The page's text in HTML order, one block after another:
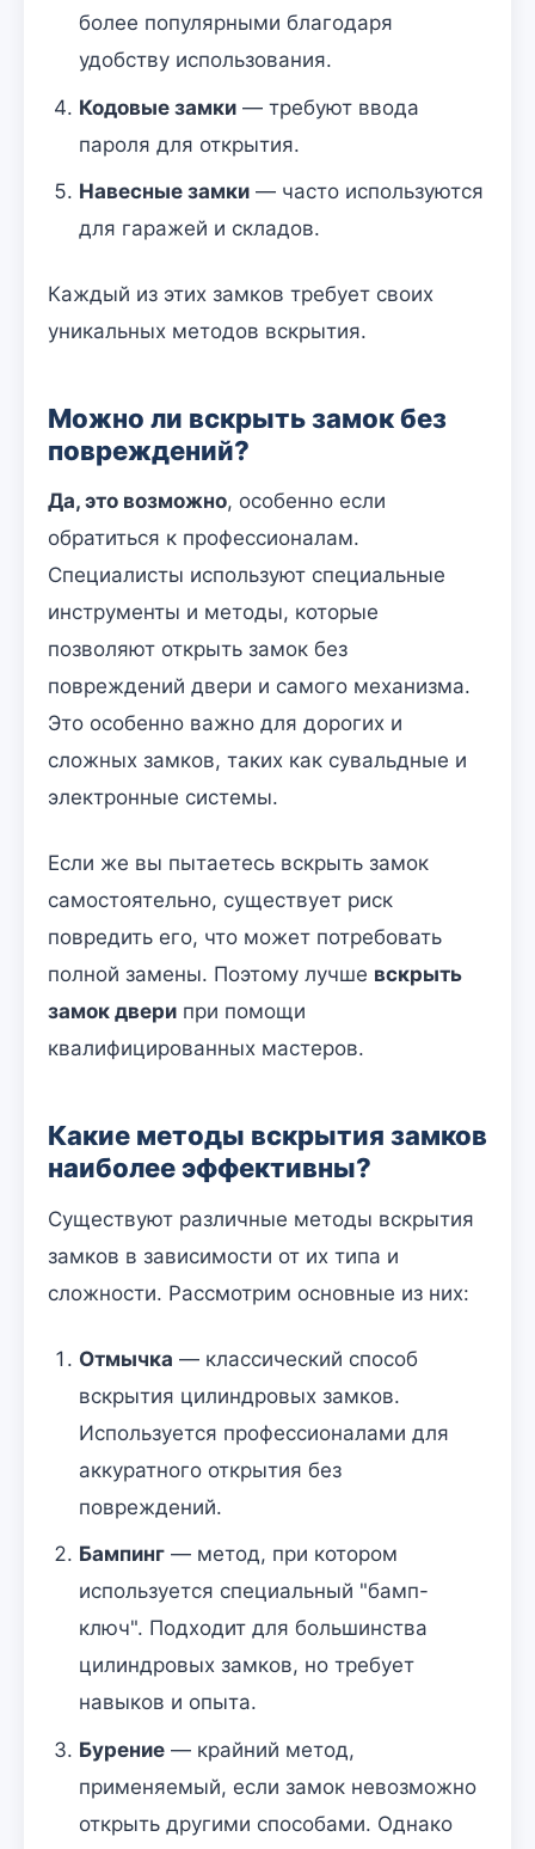
более популярными благодаря
удобству использования.
Кодовые замки— требуют ввода
пароля для открытия.
Навесные замки— часто используются
для гаражей и складов.
Каждый из этих замков требует своих
уникальных методов вскрытия.
Можно ли вскрыть замок без
повреждений?
Да, это возможно, особенно если
обратиться к профессионалам.
Специалисты используют специальные
инструменты и методы, которые
позволяют открыть замок без
повреждений двери и самого механизма.
Это особенно важно для дорогих и
сложных замков, таких как сувальдные и
электронные системы.
Если же вы пытаетесь вскрыть замок
самостоятельно, существует риск
повредить его, что может потребовать
полной замены. Поэтому лучше вскрыть
замок двери при помощи
квалифицированных мастеров.
Какие методы вскрытия замков
наиболее эффективны?
Существуют различные методы вскрытия
замков в зависимости от их типа и
сложности. Рассмотрим основные из них:
Отмычка — классический способ
вскрытия цилиндровых замков.
Используется профессионалами для
аккуратного открытия без
повреждений.
Бампинг— метод, при котором
используется специальный "бамп-
ключ". Подходит для большинства
цилиндровых замков, но требует
навыков и опыта.
Бурение— крайний метод,
применяемый, если замок невозможно
открыть другими способами. Однако